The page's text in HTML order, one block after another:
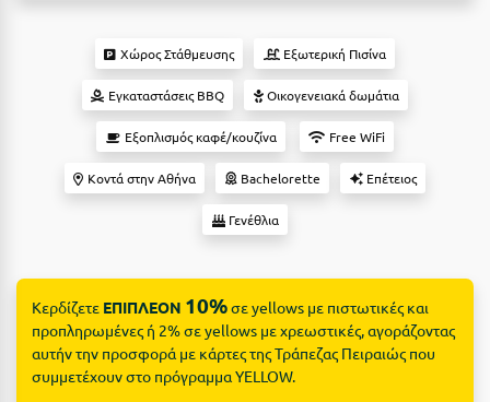
Βυτίνα
Boutique Hotels
Camping
Δες όλες τις προσφορές
Δες όλα τα πακέτα διακοπών
Χώρος Στάθμευσης Εξωτερική Πισίνα
Εγκαταστάσεις BBQ Οικογενειακά δωμάτια
Εξοπλισμός καφέ/κουζίνα Free WiFi
Κοντά στην Αθήνα Bachelorette Επέτειος
Γενέθλια
Κερδίζετε ΕΠΙΠΛΕΟΝ 10%σε yellows με πιστωτικές και
προπληρωμένες ή 2% σε yellows με χρεωστικές, αγοράζοντας
αυτήν την προσφορά με κάρτες της Τράπεζας Πειραιώς που
συμμετέχουν στο πρόγραμμα YELLOW.